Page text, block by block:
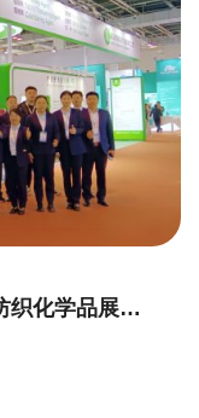
一路相伴，精彩同行|第23届国际纺织化学品展圆满收